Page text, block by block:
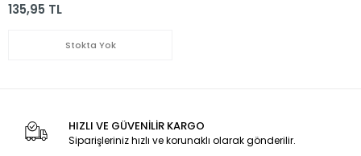
135,95 TL
Stokta Yok
HIZLI VE GÜVENİLİR KARGO
Siparişleriniz hızlı ve korunaklı olarak gönderilir.